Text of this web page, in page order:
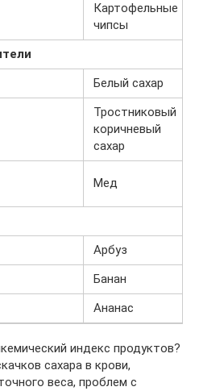
Картофельные
чипсы
Белый сахар
Тростниковый
коричневый
сахар
Мед
Арбуз
Банан
Ананас
индекс продуктов?
сахара в крови,
веса, проблем с